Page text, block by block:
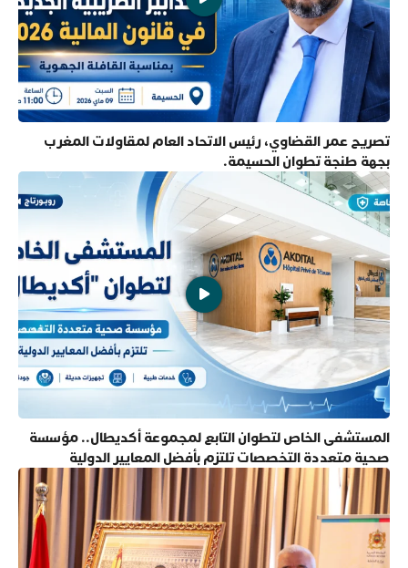
تصريح عمر القضاوي، رئيس الاتحاد العام لمقاولات المغرب
بجهة طنجة تطوان الحسيمة.
المستشفى الخاص لتطوان التابع لمجموعة أكديطال.. مؤسسة
صحية متعددة التخصصات تلتزم بأفضل المعايير الدولية